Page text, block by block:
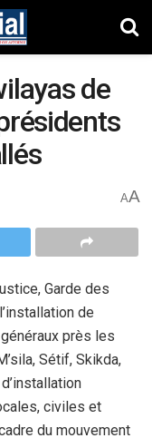
de
AA
Garde des
de
près les
Sétif, Skikda,
civiles et
du mouvement